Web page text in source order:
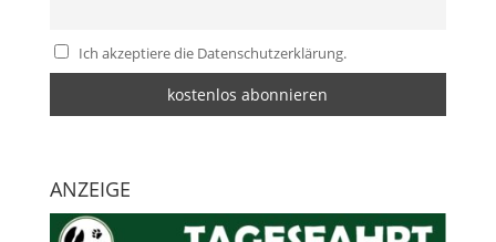
Ich akzeptiere die Datenschutzerklärung.
ANZEIGE